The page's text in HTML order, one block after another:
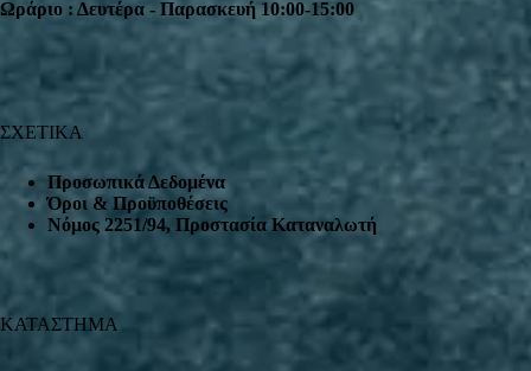
Ωράριο : Δευτέρα - Παρασκευή 10:00-15:00
ΣΧΕΤΙΚΑ
Προσωπικά Δεδομένα
Όροι & Προϋποθέσεις
Nόμος 2251/94, Προστασία Καταναλωτή
ΚΑΤΑΣΤΗΜΑ